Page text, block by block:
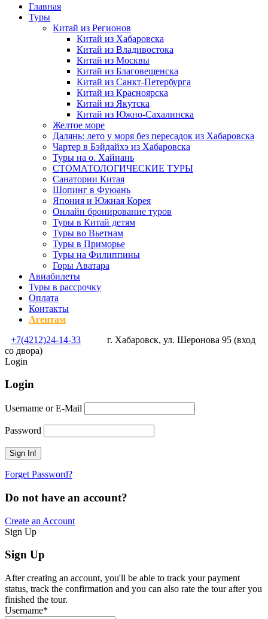
Главная
Туры
Китай из Регионов
Китай из Хабаровска
Китай из Владивостока
Китай из Москвы
Китай из Благовещенска
Китай из Санкт-Петербурга
Китай из Красноярска
Китай из Якутска
Китай из Южно-Сахалинска
Желтое море
Далянь: лето у моря без пересадок из Хабаровска
Чартер в Бэйдайхэ из Хабаровска
Туры на о. Хайнань
СТОМАТОЛОГИЧЕСКИЕ ТУРЫ
Санатории Китая
Шопинг в Фуюань
Япония и Южная Корея
Онлайн бронирование туров
Туры в Китай детям
Туры во Вьетнам
Туры в Приморье
Туры на Филиппины
Горы Аватара
Авиабилеты
Туры в рассрочку
Оплата
Контакты
Агентам
+7(4212)24-14-33
г. Хабаровск, ул. Шеронова 95 (вход
со двора)
Login
Login
Username or E-Mail
Password
Forget Password?
Do not have an account?
Create an Account
Sign Up
Sign Up
After creating an account, you'll be able to track your payment
status, track the confirmation and you can also rate the tour after you
finished the tour.
Username*